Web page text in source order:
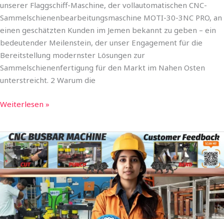
unserer Flaggschiff-Maschine, der vollautomatischen CNC-
Sammelschienenbearbeitungsmaschine MOTI-30-3NC PRO, an
einen geschätzten Kunden im Jemen bekannt zu geben – ein
bedeutender Meilenstein, der unser Engagement für die
Bereitstellung modernster Lösungen zur
Sammelschienenfertigung für den Markt im Nahen Osten
unterstreicht. 2 Warum die
Weiterlesen »
CNC-
Sammelschienen-
Stanz-
Scher-
Biegemaschine
MOTI-